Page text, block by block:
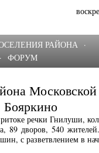
РАЙОНА
·
· ФОРУМ
Московской
Бояркино
речки Гнилуши,
89 дворов, 540
с разветвлением в